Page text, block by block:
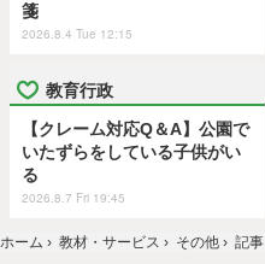
箋
2026.8.4 Tue 12:15
教育行政
【クレーム対応Q＆A】公園で
いたずらをしている子供がい
る
2026.8.7 Fri 19:45
ホーム › 教材・サービス › その他 › 記事